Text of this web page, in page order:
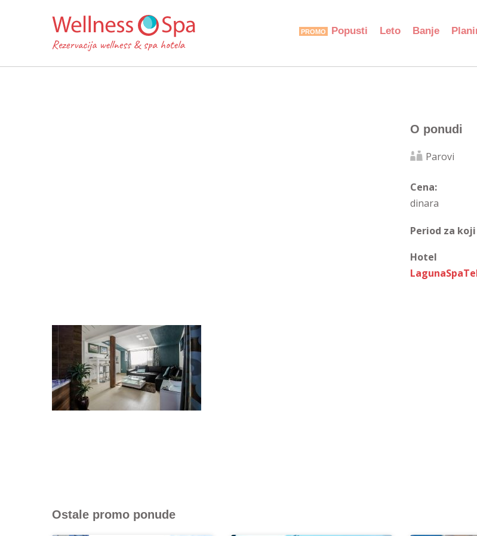
Popusti Leto Banje
O ponudi
Parovi
Cena:
dinara
Period za
Hotel
Ostale promo ponude